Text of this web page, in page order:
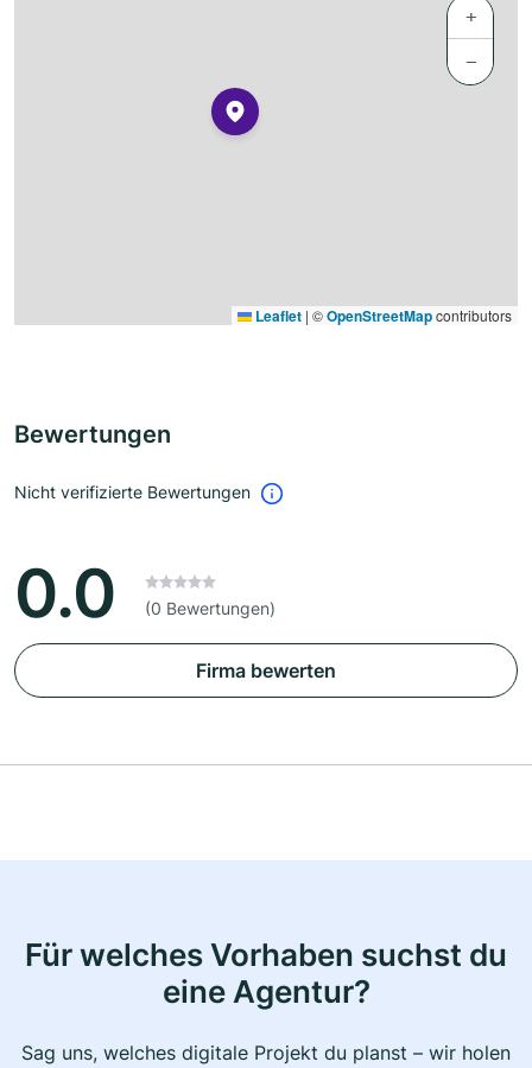
+
−
Leaflet | ©OpenStreetMapcontributors
Bewertungen
Nicht verifizierte Bewertungen
0.0 (0 Bewertungen)
Firma bewerten
Für welches Vorhaben suchst du
eine Agentur?
Sag uns, welches digitale Projekt du planst – wir holen